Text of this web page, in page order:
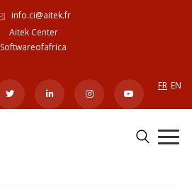
info.ci@aitek.fr
Aitek Center
Softwareofafrica
FR EN